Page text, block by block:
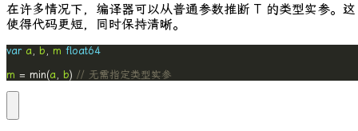
在许多情况下，编译器可以从普通参数推断 T 的类型实参。这
使得代码更短，同时保持清晰。
var a b m float64
m = min(a b) // 无需指定类型实参